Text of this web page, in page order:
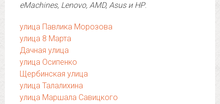
eMachines, Lenovo, AMD, Asus и НР.
улица Павлика Морозова
улица 8 Марта
Дачная улица
улица Осипенко
Щербинская улица
улица Талалихина
улица Маршала Савицкого